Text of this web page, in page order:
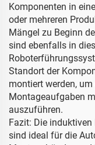
Komponenten in
oder mehreren
Mängel zu Beginn
sind ebenfalls in
Standort der
montiert werden,
Montageaufgaben
auszuführen.
Fazit: Die induktiven
sind ideal für die